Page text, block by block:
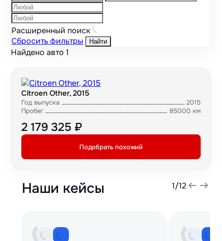
Расширенный поиск
Сбросить фильтры
Найти
Найдено авто1
Citroen Other, 2015
Год выпуска
2015
Пробег
85000 км
2 179 325 ₽
Подобрать похожий
Наши кейсы 1/12